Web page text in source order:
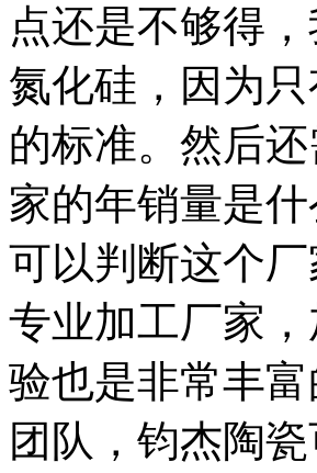
点还是不够得
氮化硅，因为
的标准。然后
家的年销量是
可以判断这个
专业加工厂家
验也是非常丰
团队，钧杰陶